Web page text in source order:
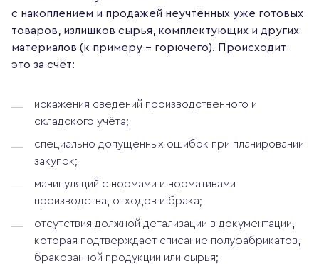
с накоплением и продажей неучтённых уже готовых
товаров, излишков сырья, комплектующих и других
материалов (к примеру – горючего). Происходит
это за счёт:
искажения сведений производственного и
складского учёта;
специально допущенных ошибок при планировании
закупок;
манипуляций с нормами и нормативами
производства, отходов и брака;
отсутствия должной детализации в документации,
которая подтверждает списание полуфабрикатов,
бракованной продукции или сырья;